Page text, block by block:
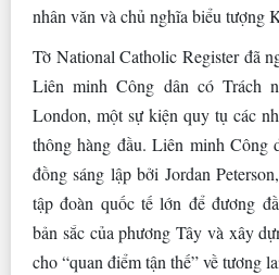
nhân văn và chủ nghĩa biểu tượng
Tờ National Catholic Register đã
Liên minh Công dân có Trách
London, một sự kiện quy tụ các
thông hàng đầu. Liên minh Công
đồng sáng lập bởi Jordan
tập đoàn quốc tế lớn để đương
bản sắc của phương Tây và xây
cho “quan điểm tận thế” về tương